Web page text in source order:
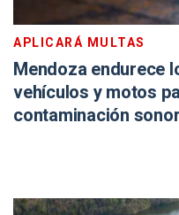
APLICARÁ MULTAS
Mendoza endurece
vehículos y motos
contaminación